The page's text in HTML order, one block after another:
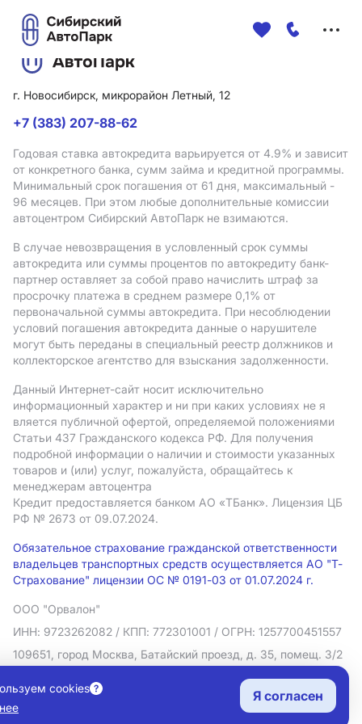
г. Новосибирск, микрорайон Летный, 12
+7 (383) 207-88-62
Годовая ставка автокредита варьируется от 4.9% и зависит
от конкретного банка, сумм займа и кредитной программы.
Минимальный срок погашения от 61 дня, максимальный -
96 месяцев. При этом любые дополнительные комиссии
автоцентром Сибирский АвтоПарк не взимаются.
В случае невозвращения в условленный срок суммы
автокредита или суммы процентов по автокредиту банк-
партнер оставляет за собой право начислить штраф за
просрочку платежа в среднем размере 0,1% от
первоначальной суммы автокредита. При несоблюдении
условий погашения автокредита данные о нарушителе
могут быть переданы в специальный реестр должников и
коллекторское агентство для взыскания задолженности.
Данный Интернет-сайт носит исключительно
информационный характер и ни при каких условиях не я
вляется публичной офертой, определяемой положениями
Статьи 437 Гражданского кодекса РФ. Для получения
подробной информации о наличии и стоимости указанных
товаров и (или) услуг, пожалуйста, обращайтесь к
менеджерам автоцентра
Кредит предоставляется банком АO «ТБанк». Лицензия ЦБ
РФ № 2673 от 09.07.2024.
Обязательное страхование гражданской ответственности
владельцев транспортных средств осуществляется АО "Т-
Страхование" лицензии ОС № 0191-03 от 01.07.2024 г.
ООО "Орвалон"
ИНН: 9723262082 / КПП: 772301001 / ОГРН: 1257700451557
109651, город Москва, Батайский проезд, д. 35, помещ. 3/2
Политика в отношении обработки персональных данных
Согласие на рекламную рассылку
Правовая информация
cookies
Я согласен